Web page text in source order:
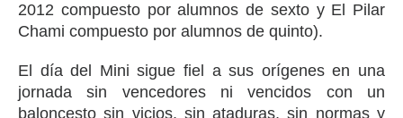
2012 compuesto por alumnos de sexto y El Pilar
Chami compuesto por alumnos de quinto).
El día del Mini sigue fiel a sus orígenes en una
jornada sin vencedores ni vencidos con un
baloncesto sin vicios, sin ataduras, sin normas y